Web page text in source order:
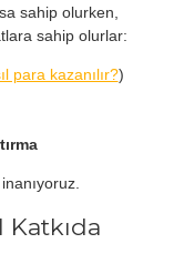
sahip olurken,
sahip olurlar:
para kazanılır?)
Katkıda